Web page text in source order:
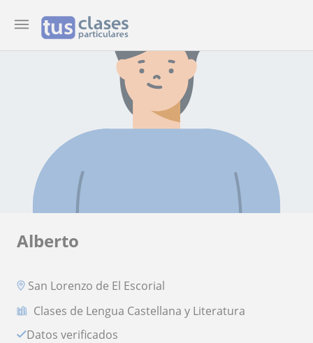
Alberto
San Lorenzo de El Escorial
Clases de Lengua Castellana y Literatura
Datos verificados